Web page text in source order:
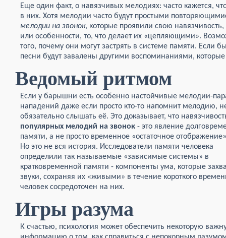
Еще один факт, о навязчивых мелодиях: часто кажется,
в них. Хотя мелодии часто будут простыми
мелодии на звонок, которые проявили свою
или особенности, то, что делает их «цепляющими».
того, почему они могут застрять в системе памяти. Если
песни будут завалены другими воспоминаниями, которые
Ведомый ритмом
Если у барышни есть особенно настойчивые мелодии-
нападений даже если просто кто-то напомнит мелодию,
обязательно слышать её. Это доказывает, что
популярных мелодий на звонок - это явление
памяти, а не просто временное «остаточное
Но это не вся история. Исследователи памяти человека
определили так называемые «зависимые системы» в
кратковременной памяти - компоненты ума, которые
звуки, сохраняя их «живыми» в течение короткого
человек сосредоточен на них.
Игры разума
К счастью, психология может обеспечить некоторую